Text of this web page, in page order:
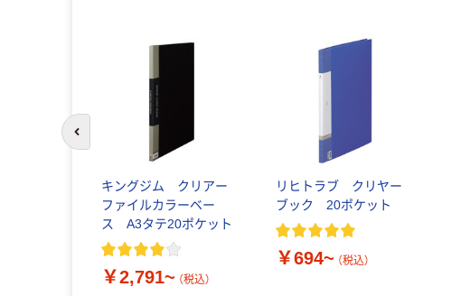
キングジム クリアー
ファイルカラーベー
ス A3タテ20ポケット
￥2,791~ （税込）
リヒトラブ クリヤー
ブック 20ポケット
￥694~ （税込）
前のスライドへ